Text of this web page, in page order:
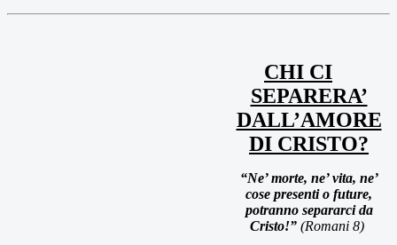
CHI CI
SEPARERA’
DALL’AMORE
DI CRISTO?
“Ne’ morte, ne’ vita, ne’
cose presenti o future,
potranno separarci da
Cristo!” (Romani 8)